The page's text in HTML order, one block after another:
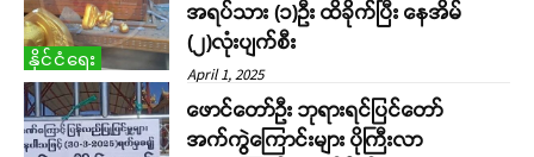
နိုင်ငံရေး
အရပ်သား (၁)ဦး ထိခိုက်ပြီး နေအိမ်
(၂)လုံးပျက်စီး
April 1, 2025
ဖောင်တော်ဦး ဘုရားရင်ပြင်တော်
အက်ကွဲကြောင်းများ ပိုကြီးလာ